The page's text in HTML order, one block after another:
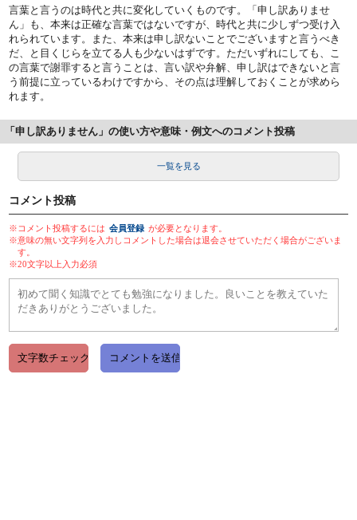
言葉と言うのは時代と共に変化していくものです。「申し訳ありませ
ん」も、本来は正確な言葉ではないですが、時代と共に少しずつ受け入
れられています。また、本来は申し訳ないことでございますと言うべき
だ、と目くじらを立てる人も少ないはずです。ただいずれにしても、こ
の言葉で謝罪すると言うことは、言い訳や弁解、申し訳はできないと言
う前提に立っているわけですから、その点は理解しておくことが求めら
れます。
「申し訳ありません」の使い方や意味・例文へのコメント投稿
一覧を見る
コメント投稿
※コメント投稿するには 会員登録 が必要となります。
※意味の無い文字列を入力しコメントした場合は退会させていただく場合がございま
す。
※20文字以上入力必須